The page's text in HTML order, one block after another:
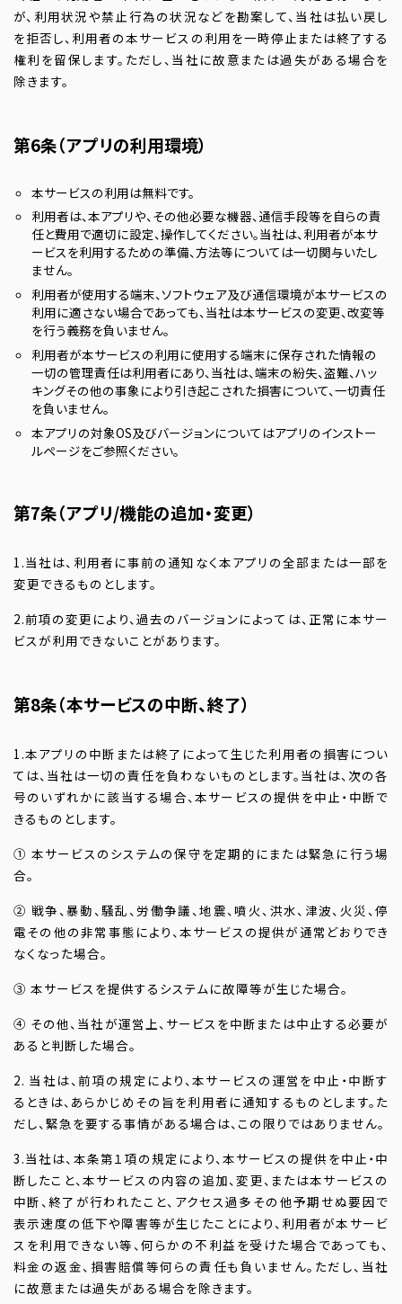
が、利用状況や禁止行為の状況などを勘案して、当社は払い戻し
を拒否し、利用者の本サービスの利用を一時停止または終了する
権利を留保します。ただし、当社に故意または過失がある場合を
除きます。
第6条（アプリの利用環境）
本サービスの利用は無料です。
利用者は、本アプリや、その他必要な機器、通信手段等を自らの責
任と費用で適切に設定、操作してください。当社は、利用者が本サ
ービスを利用するための準備、方法等については一切関与いたし
ません。
利用者が使用する端末、ソフトウェア及び通信環境が本サービスの
利用に適さない場合であっても、当社は本サービスの変更、改変等
を行う義務を負いません。
利用者が本サービスの利用に使用する端末に保存された情報の
一切の管理責任は利用者にあり、当社は、端末の紛失、盗難、ハッ
キングその他の事象により引き起こされた損害について、一切責任
を負いません。
本アプリの対象OS及びバージョンについてはアプリのインストー
ルページをご参照ください。
第7条（アプリ/機能の追加・変更）
1.当社は、利用者に事前の通知なく本アプリの全部または一部を
変更できるものとします。
2.前項の変更により、過去のバージョンによっては、正常に本サー
ビスが利用できないことがあります。
第8条（本サービスの中断、終了）
1.本アプリの中断または終了によって生じた利用者の損害につい
ては、当社は一切の責任を負わないものとします。当社は、次の各
号のいずれかに該当する場合、本サービスの提供を中止・中断で
きるものとします。
① 本サービスのシステムの保守を定期的にまたは緊急に行う場
合。
② 戦争、暴動、騒乱、労働争議、地震、噴火、洪水、津波、火災、停
電その他の非常事態により、本サービスの提供が通常どおりでき
なくなった場合。
③ 本サービスを提供するシステムに故障等が生じた場合。
④ その他、当社が運営上、サービスを中断または中止する必要が
あると判断した場合。
2. 当社は、前項の規定により、本サービスの運営を中止・中断す
るときは、あらかじめその旨を利用者に通知するものとします。た
だし、緊急を要する事情がある場合は、この限りではありません。
3.当社は、本条第１項の規定により、本サービスの提供を中止・中
断したこと、本サービスの内容の追加、変更、または本サービスの
中断、終了が行われたこと、アクセス過多その他予期せぬ要因で
表示速度の低下や障害等が生じたことにより、利用者が本サービ
スを利用できない等、何らかの不利益を受けた場合であっても、
料金の返金、損害賠償等何らの責任も負いません。ただし、当社
に故意または過失がある場合を除きます。